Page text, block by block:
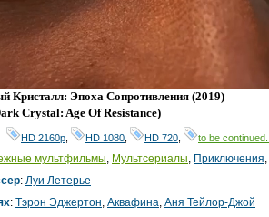
Кристалл: Эпоха Сопротивления (2019)
Crystal: Age Of Resistance)
HD 2160р HD 1080 HD 720 to be continued...
мультфильмы, Мультсериалы, Приключения,
: Луи Летерье
: Тэрон Эджертон, Аквафина, Аня Тейлор-Джой